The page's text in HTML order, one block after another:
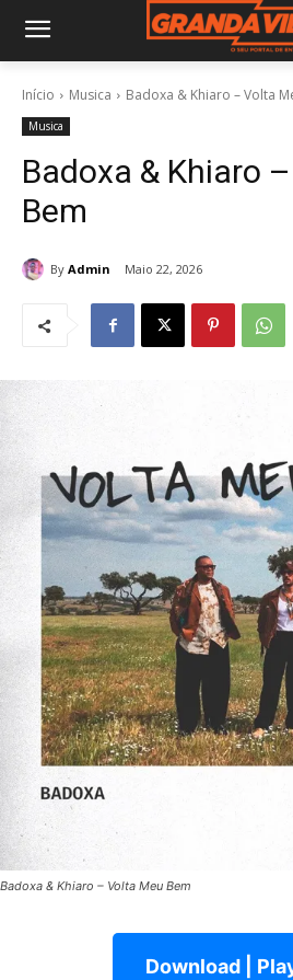
Início Musica Badoxa & Khiaro – Volta
Musica
Badoxa & Khiaro
Bem
By Admin Maio 22, 2026
Badoxa & Khiaro – Volta Meu Bem
Download |